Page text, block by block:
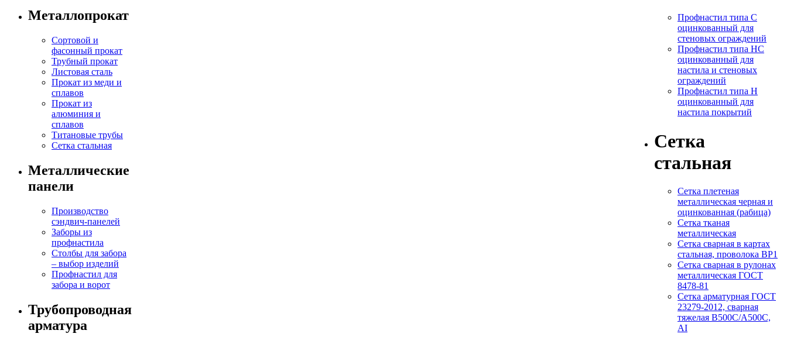
Металлопрокат
Сортовой и
фасонный прокат
Трубный прокат
Листовая сталь
Прокат из меди и
сплавов
Прокат из
алюминия и
сплавов
Титановые трубы
Сетка стальная
Металлические
панели
Производство
сэндвич-панелей
Заборы из
профнастила
Столбы для забора
– выбор изделий
Профнастил для
забора и ворот
Трубопроводная
арматура
Профнастил типа С
оцинкованный для
стеновых ограждений
Профнастил типа НС
оцинкованный для
настила и стеновых
ограждений
Профнастил типа Н
оцинкованный для
настила покрытий
Сетка
стальная
Сетка плетеная
металлическая черная и
оцинкованная (рабица)
Сетка тканая
металлическая
Сетка сварная в картах
стальная, проволока ВР1
Сетка сварная в рулонах
металлическая ГОСТ
8478-81
Сетка арматурная ГОСТ
23279-2012, сварная
тяжелая В500С/А500С,
АI